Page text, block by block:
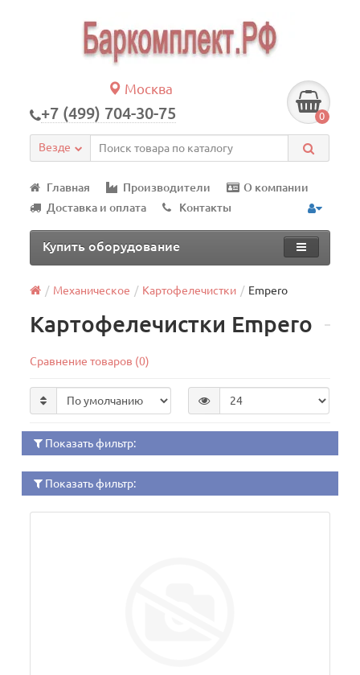
Москва
+7 (499) 704-30-75 0
Везде
Главная Производители
О компании
Доставка и оплата
Контакты
Купить оборудование
Механическое Картофелечистки Empero
Картофелечистки Empero
Сравнение товаров (0)
Показать фильтр:
Показать фильтр: